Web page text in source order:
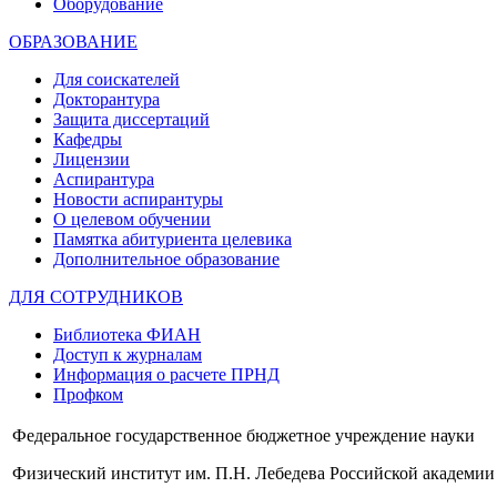
Оборудование
ОБРАЗОВАНИЕ
Для соискателей
Докторантура
Защита диссертаций
Кафедры
Лицензии
Аспирантура
Новости аспирантуры
О целевом обучении
Памятка абитуриента целевика
Дополнительное образование
ДЛЯ СОТРУДНИКОВ
Библиотека ФИАН
Доступ к журналам
Информация о расчете ПРНД
Профком
Федеральное государственное бюджетное учреждение науки
Физический институт им. П.Н. Лебедева Российской академии